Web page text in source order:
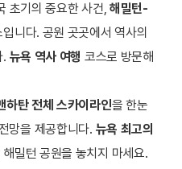
초기의 중요한 사건, 해밀턴-
니다. 공원 곳곳에서 역사의
. 뉴욕 역사 여행 코스로 방문해
하탄 전체 스카이라인을 한눈
망을 제공합니다. 뉴욕 최고의
밀턴 공원을 놓치지 마세요.